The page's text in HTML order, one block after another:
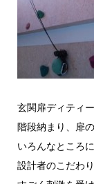
玄関扉ディティ
階段納まり、扉
いろんなところに
設計者のこだわ